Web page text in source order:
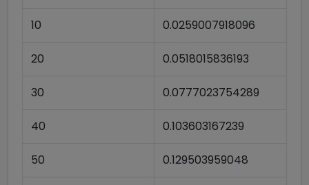
10 0.0259007918096
20 0.0518015836193
30 0.0777023754289
40 0.103603167239
50 0.129503959048